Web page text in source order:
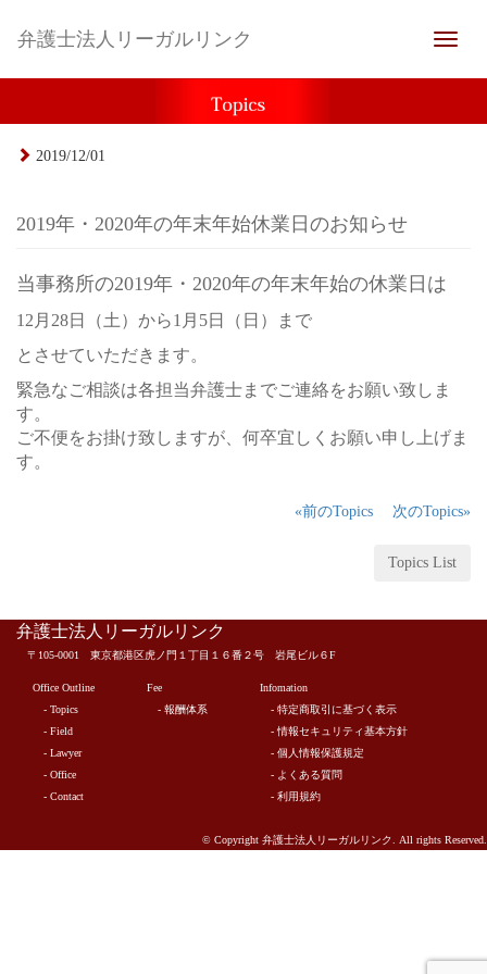
Toggle
弁護士法人リーガルリンク
2019/12/01
2019年・2020年の年末年始休業日のお知らせ
当事務所の2019年・2020年の年末年始の休業日は
12月28日（土）から1月5日（日）まで
とさせていただきます。
緊急なご相談は各担当弁護士までご連絡をお願い致しま
す。
ご不便をお掛け致しますが、何卒宜しくお願い申し上げま
す。
«前のTopics 次のTopics»
Topics List
弁護士法人リーガルリンク
〒105-0001 東京都港区虎ノ門１丁目１６番２号 岩尾ビル６F
Office Outline
- Topics
- Field
- Lawyer
- Office
- Contact
Fee
- 報酬体系
Infomation
- 特定商取引に基づく表示
- 情報セキュリティ基本方針
- 個人情報保護規定
- よくある質問
- 利用規約
© Copyright 弁護士法人リーガルリンク. All rights Reserved.